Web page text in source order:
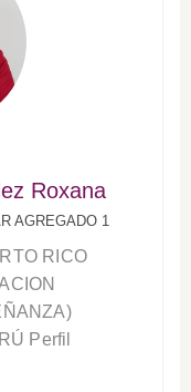
Roxana
AGREGADO 1
RICO
Perfil